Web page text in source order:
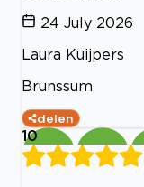
24 July 2026
Laura Kuijpers
Brunssum
delen
10